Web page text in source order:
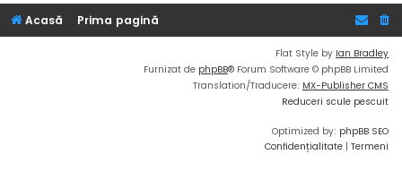
Acasă Prima pagină
Flat Style by Ian Bradley
Furnizat de phpBB® Forum Software © phpBB Limited
Translation/Traducere: MX-Publisher CMS
Reduceri scule pescuit
Optimized by: phpBB SEO
Confidențialitate | Termeni